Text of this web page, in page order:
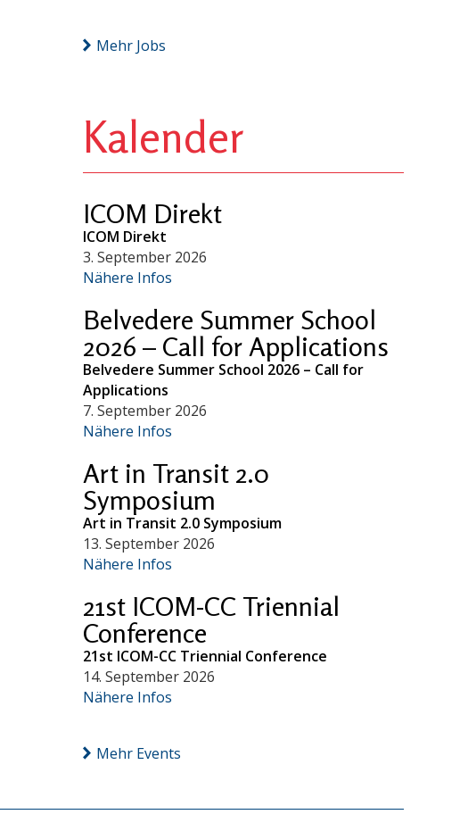
Mehr Jobs
Kalender
ICOM Direkt
ICOM Direkt
3. September 2026
Nähere Infos
Belvedere Summer School
2026 – Call for Applications
Belvedere Summer School 2026 – Call for
Applications
7. September 2026
Nähere Infos
Art in Transit 2.0
Symposium
Art in Transit 2.0 Symposium
13. September 2026
Nähere Infos
21st ICOM-CC Triennial
Conference
21st ICOM-CC Triennial Conference
14. September 2026
Nähere Infos
Mehr Events